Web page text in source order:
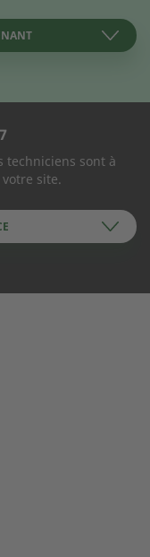
techniciens sont à
site.
une installation à